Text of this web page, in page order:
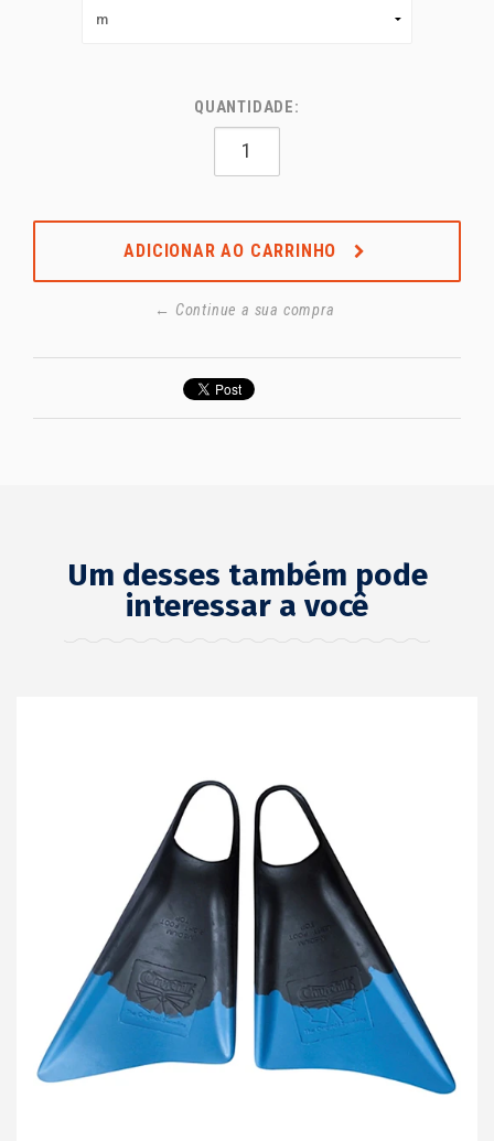
QUANTIDADE:
ADICIONAR AO CARRINHO
← Continue a sua compra
Um desses também pode
interessar a você